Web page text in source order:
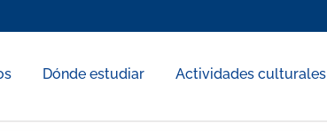
Dónde estudiar Actividades culturales